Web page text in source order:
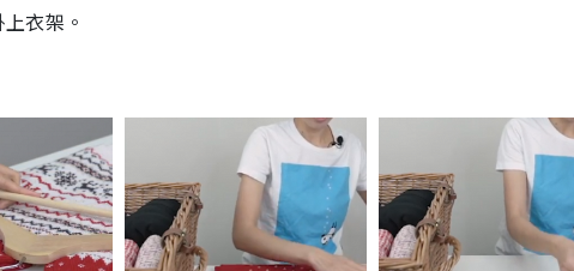
衣架。